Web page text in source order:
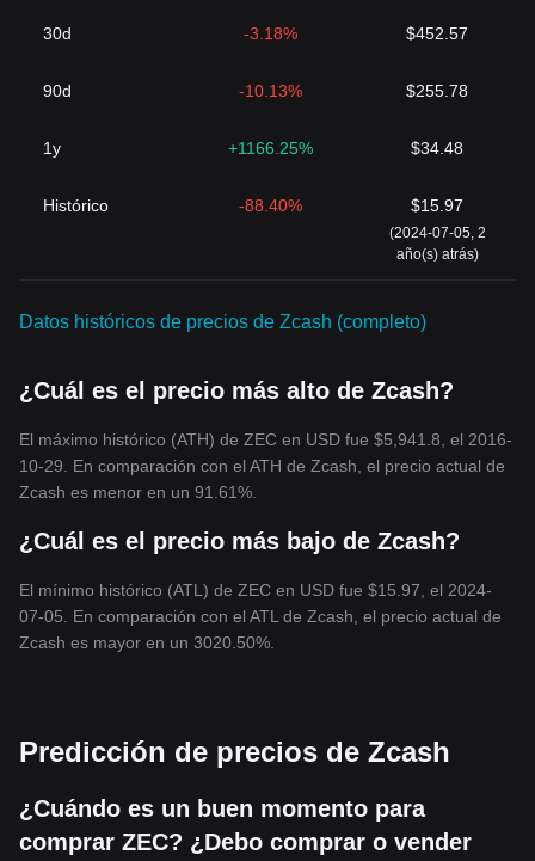
Conclusión
criptomonedas por su compromiso con la privacidad y la
anónimas, ofreciendo a los usuarios la posibilidad de elegir
ZEC, posiciona a Zcash no solo como una moneda digital, sino
taforma para realizar interacciones
financieras seguras y privadas. Con la creciente demanda de
atractiva para asegurar la privacidad financiera.
30d -3.18% $452.57
90d -10.13% $255.78
1y +1166.25% $34.48
Histórico -88.40% $15.97
(2024-07-05, 2
año(s) atrás)
Datos históricos de precios de Zcash (completo)
¿Cuál es el precio más alto de Zcash?
El máximo histórico (ATH) de ZEC en USD fue $5,941.8, el 2016-
10-29. En comparación con el ATH de Zcash, el precio actual de
Zcash es menor en un 91.61%.
¿Cuál es el precio más bajo de Zcash?
El mínimo histórico (ATL) de ZEC en USD fue $15.97, el 2024-
07-05. En comparación con el ATL de Zcash, el precio actual de
Zcash es mayor en un 3020.50%.
Predicción de precios de Zcash
¿Cuándo es un buen momento para
comprar ZEC? ¿Debo comprar o vender